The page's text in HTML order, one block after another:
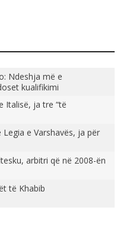
Ndeshja më e
kualifikimi
Italisë, ja tre “të
e Varshavës, ja për
arbitri që në 2008-ën
të Khabib